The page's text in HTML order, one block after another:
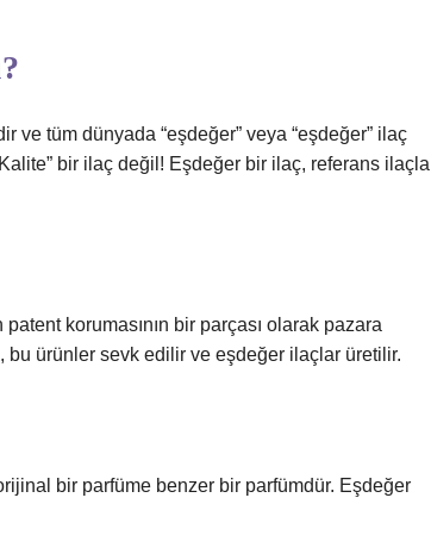
ve tüm dünyada “eşdeğer” veya “eşdeğer” ilaç
bir ilaç değil! Eşdeğer bir ilaç, referans ilaçla
korumasının bir parçası olarak pazara
bu ürünler sevk edilir ve eşdeğer ilaçlar üretilir.
bir parfüme benzer bir parfümdür. Eşdeğer